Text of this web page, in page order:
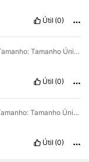
Útil (0)
Cor da alça: Multicolorido / Tamanho: Tamanho Único
Útil (0)
Cor da alça: Multicolorido / Tamanho: Tamanho Único
Útil (0)